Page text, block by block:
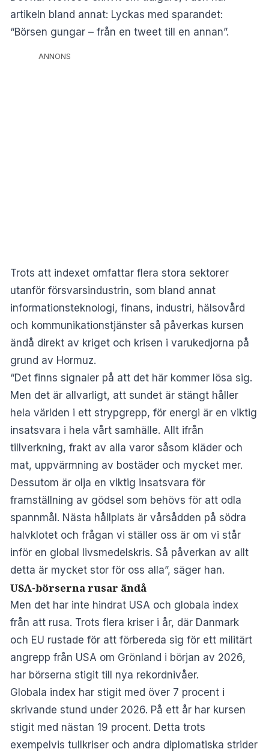
artikeln bland annat: Lyckas med sparandet:
“Börsen gungar – från en tweet till en annan”.
ANNONS
Trots att indexet omfattar flera stora sektorer
utanför försvarsindustrin, som bland annat
informationsteknologi, finans, industri, hälsovård
och kommunikationstjänster så påverkas kursen
ändå direkt av kriget och krisen i varukedjorna på
grund av Hormuz.
“Det finns signaler på att det här kommer lösa sig.
Men det är allvarligt, att sundet är stängt håller
hela världen i ett strypgrepp, för energi är en viktig
insatsvara i hela vårt samhälle. Allt ifrån
tillverkning, frakt av alla varor såsom kläder och
mat, uppvärmning av bostäder och mycket mer.
Dessutom är olja en viktig insatsvara för
framställning av gödsel som behövs för att odla
spannmål. Nästa hållplats är vårsådden på södra
halvklotet och frågan vi ställer oss är om vi står
inför en global livsmedelskris. Så påverkan av allt
detta är mycket stor för oss alla”, säger han.
USA-börserna rusar ändå
Men det har inte hindrat USA och globala index
från att rusa. Trots flera kriser i år, där Danmark
och EU rustade för att förbereda sig för ett militärt
angrepp från USA om Grönland i början av 2026,
har börserna stigit till nya rekordnivåer.
Globala index har stigit med över 7 procent i
skrivande stund under 2026. På ett år har kursen
stigit med nästan 19 procent. Detta trots
exempelvis tullkriser och andra diplomatiska strider